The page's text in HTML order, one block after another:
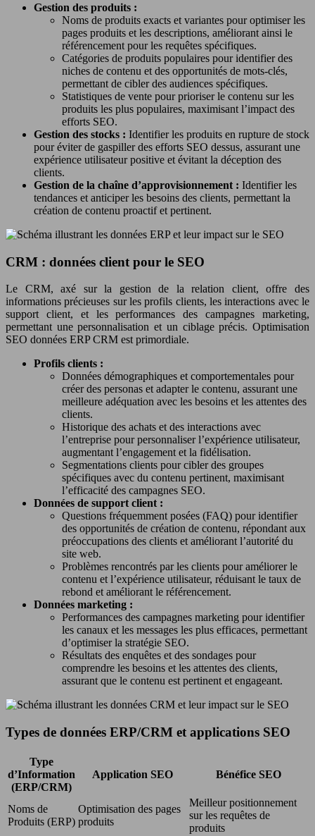
Gestion des produits :
Noms de produits exacts et variantes pour optimiser les
pages produits et les descriptions, améliorant ainsi le
référencement pour les requêtes spécifiques.
Catégories de produits populaires pour identifier des
niches de contenu et des opportunités de mots-clés,
permettant de cibler des audiences spécifiques.
Statistiques de vente pour prioriser le contenu sur les
produits les plus populaires, maximisant l’impact des
efforts SEO.
Gestion des stocks : Identifier les produits en rupture de stock
pour éviter de gaspiller des efforts SEO dessus, assurant une
expérience utilisateur positive et évitant la déception des
clients.
Gestion de la chaîne d’approvisionnement : Identifier les
tendances et anticiper les besoins des clients, permettant la
création de contenu proactif et pertinent.
CRM : données client pour le SEO
Le CRM, axé sur la gestion de la relation client, offre des
informations précieuses sur les profils clients, les interactions avec le
support client, et les performances des campagnes marketing,
permettant une personnalisation et un ciblage précis. Optimisation
SEO données ERP CRM est primordiale.
Profils clients :
Données démographiques et comportementales pour
créer des personas et adapter le contenu, assurant une
meilleure adéquation avec les besoins et les attentes des
clients.
Historique des achats et des interactions avec
l’entreprise pour personnaliser l’expérience utilisateur,
augmentant l’engagement et la fidélisation.
Segmentations clients pour cibler des groupes
spécifiques avec du contenu pertinent, maximisant
l’efficacité des campagnes SEO.
Données de support client :
Questions fréquemment posées (FAQ) pour identifier
des opportunités de création de contenu, répondant aux
préoccupations des clients et améliorant l’autorité du
site web.
Problèmes rencontrés par les clients pour améliorer le
contenu et l’expérience utilisateur, réduisant le taux de
rebond et améliorant le référencement.
Données marketing :
Performances des campagnes marketing pour identifier
les canaux et les messages les plus efficaces, permettant
d’optimiser la stratégie SEO.
Résultats des enquêtes et des sondages pour
comprendre les besoins et les attentes des clients,
assurant que le contenu est pertinent et engageant.
Types de données ERP/CRM et applications SEO
Type
d’Information
(ERP/CRM)
Application SEO Bénéfice SEO
Noms de
Produits (ERP)
Optimisation des pages
produits
Meilleur positionnement
sur les requêtes de
produits